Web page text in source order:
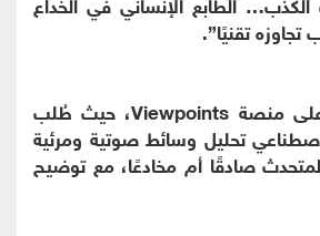
تقنيًا”.
واعتمدت التجارب على منصة Viewpoints، حيث طُلب
تحليل وسائط صوتية ومرئية
صادقًا أم مخادعًا، مع توضيح